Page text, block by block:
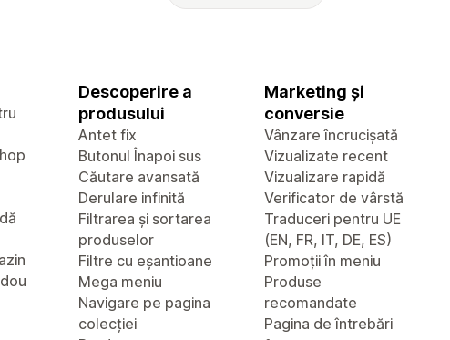
Descoperire a
produsului
Antet fix
Butonul Înapoi sus
Căutare avansată
Derulare infinită
Filtrarea și sortarea
produselor
Filtre cu eșantioane
Mega meniu
Navigare pe pagina
colecției
Marketing și
conversie
Vânzare încrucișată
Vizualizate recent
Vizualizare rapidă
Verificator de vârstă
Traduceri pentru UE
(EN, FR, IT, DE, ES)
Promoții în meniu
Produse
recomandate
Pagina de întrebări